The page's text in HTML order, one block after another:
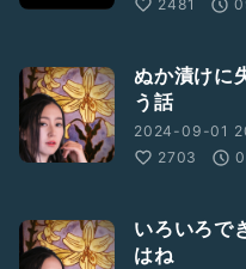
2481
ぬか漬けに
う話
2024-09-01
2703
いろいろで
はね